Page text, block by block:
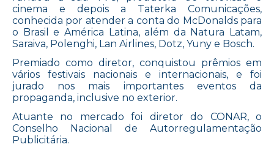
cinema e depois a Taterka Comunicações,
conhecida por atender a conta do McDonalds para
o Brasil e América Latina, além da Natura Latam,
Saraiva, Polenghi, Lan Airlines, Dotz, Yuny e Bosch.
Premiado como diretor, conquistou prêmios em
vários festivais nacionais e internacionais, e foi
jurado nos mais importantes eventos da
propaganda, inclusive no exterior.
Atuante no mercado foi diretor do CONAR, o
Conselho Nacional de Autorregulamentação
Publicitária.